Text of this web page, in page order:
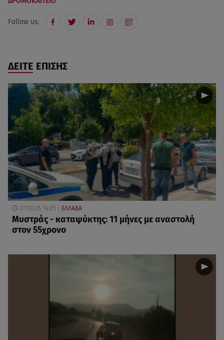
Follow us:
ΔΕΙΤΕ ΕΠΙΣΗΣ
07.08.26, 14:05 ΕΛΛΑΔΑ
Μυστράς - καταψύκτης: 11 μήνες με αναστολή
στον 55χρονο